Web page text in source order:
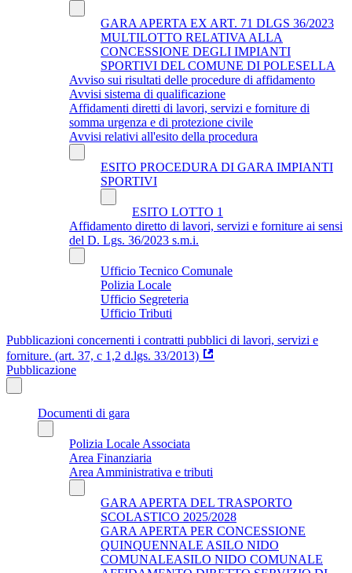
GARA APERTA EX ART. 71 DLGS 36/2023
MULTILOTTO RELATIVA ALLA
CONCESSIONE DEGLI IMPIANTI
SPORTIVI DEL COMUNE DI POLESELLA
Avviso sui risultati delle procedure di affidamento
Avvisi sistema di qualificazione
Affidamenti diretti di lavori, servizi e forniture di
somma urgenza e di protezione civile
Avvisi relativi all'esito della procedura
ESITO PROCEDURA DI GARA IMPIANTI
SPORTIVI
ESITO LOTTO 1
Affidamento diretto di lavori, servizi e forniture ai sensi
del D. Lgs. 36/2023 s.m.i.
Ufficio Tecnico Comunale
Polizia Locale
Ufficio Segreteria
Ufficio Tributi
Pubblicazioni concernenti i contratti pubblici di lavori, servizi e
forniture. (art. 37, c 1,2 d.lgs. 33/2013)
Pubblicazione
Documenti di gara
Polizia Locale Associata
Area Finanziaria
Area Amministrativa e tributi
GARA APERTA DEL TRASPORTO
SCOLASTICO 2025/2028
GARA APERTA PER CONCESSIONE
QUINQUENNALE ASILO NIDO
COMUNALEASILO NIDO COMUNALE